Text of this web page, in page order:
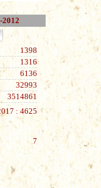
2012
1398
1316
6136
32993
3514861
: 4625
7